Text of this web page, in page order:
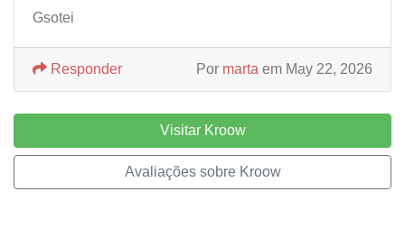
Gsotei
Por marta em May 22, 2026
Responder
Visitar Kroow
Avaliações sobre Kroow